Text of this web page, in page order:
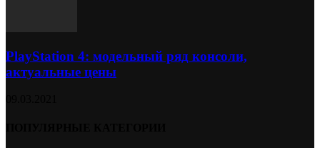
PlayStation 4: модельный ряд консоли,
актуальные цены